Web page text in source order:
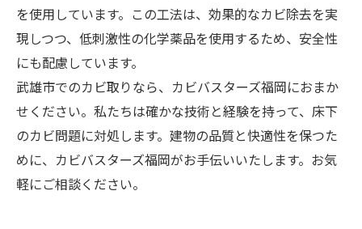
を使用しています。この工法は、効果的なカビ除去を実
現しつつ、低刺激性の化学薬品を使用するため、安全性
にも配慮しています。
武雄市でのカビ取りなら、カビバスターズ福岡におまか
せください。私たちは確かな技術と経験を持って、床下
のカビ問題に対処します。建物の品質と快適性を保つた
めに、カビバスターズ福岡がお手伝いいたします。お気
軽にご相談ください。